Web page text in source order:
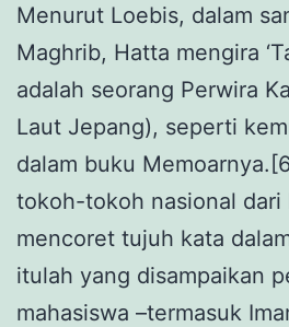
Menurut Loebis, dalam
Maghrib, Hatta mengira
adalah seorang Perwira
Laut Jepang), seperti
dalam buku
tokoh-tokoh nasional dari
mencoret tujuh kata
itulah yang disampaikan
mahasiswa –termasuk